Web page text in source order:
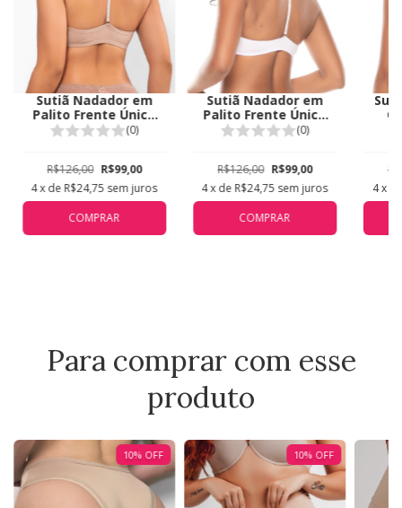
Sutiã Nadador em
Palito Frente Única
Bege Duhellen 5149
(0)
R$126,00 R$99,00
4x de R$24,75 sem juros
COMPRAR
Sutiã Nadador em
Palito Frente Única
Branco Duhellen 5149
(0)
R$126,00 R$99,00
4x de R$24,75 sem juros
COMPRAR
4x
Para comprar com esse
produto
10% OFF 10% OFF